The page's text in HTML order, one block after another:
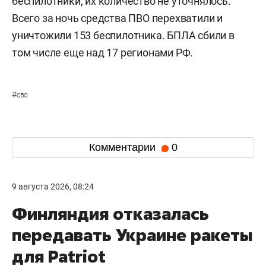
Всего за ночь средства ПВО перехватили и
уничтожили 153 беспилотника. БПЛА сбили в
том числе еще над 17 регионами РФ.
#сво
Комментарии 0
9 августа 2026, 08:24
Финляндия отказалась
передавать Украине ракеты
для Patriot